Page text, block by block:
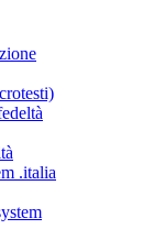
.italia